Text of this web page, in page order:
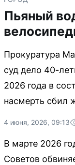
Пьяный
Прокуратура
суд дело 40-
2026 года в
насмерть сбил
4 июня, 2026, 09:13
В марте 2026
Советов